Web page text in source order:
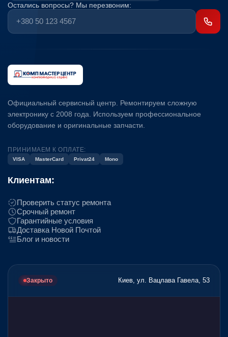
Остались вопросы? Мы перезвоним:
Официальный сервисный центр. Ремонтируем сложную
электронику с 2008 года. Используем профессиональное
оборудование и оригинальные запчасти.
ПРИНИМАЕМ К ОПЛАТЕ:
VISA MasterCard Privat24 Mono
Клиентам:
Проверить статус ремонта
Срочный ремонт
Гарантийные условия
Доставка Новой Почтой
Блог и новости
Закрыто Киев, ул. Вацлава Гавела, 53